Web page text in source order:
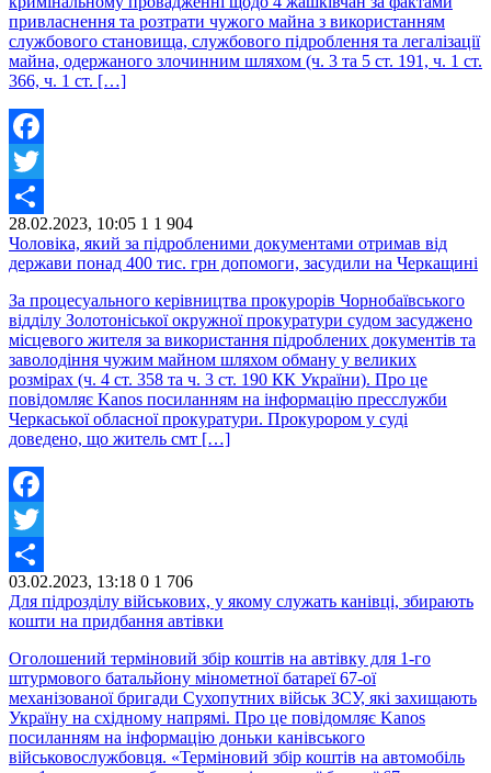
привласнення та розтрати чужого майна з використанням
службового становища, службового підроблення та легалізації
майна, одержаного злочинним шляхом (ч. 3 та 5 ст. 191, ч. 1 ст.
366, ч. 1 ст. […]
Facebook
Twitter
Share
28.02.2023, 10:05 1 1 904
Чоловіка, який за підробленими документами отримав від
держави понад 400 тис. грн допомоги, засудили на Черкащині
За процесуального керівництва прокурорів Чорнобаївського
відділу Золотоніської окружної прокуратури судом засуджено
місцевого жителя за використання підроблених документів та
заволодіння чужим майном шляхом обману у великих
розмірах (ч. 4 ст. 358 та ч. 3 ст. 190 КК України). Про це
повідомляє Kanos посиланням на інформацію пресслужби
Черкаської обласної прокуратури. Прокурором у суді
доведено, що житель смт […]
Facebook
Twitter
Share
03.02.2023, 13:18 0 1 706
Для підрозділу військових, у якому служать канівці, збирають
кошти на придбання автівки
Оголошений терміновий збір коштів на автівку для 1-го
штурмового батальйону мінометної батареї 67-ої
механізованої бригади Сухопутних військ ЗСУ, які захищають
Україну на східному напрямі. Про це повідомляє Kanos
посиланням на інформацію доньки канівського
військовослужбовця. «Терміновий збір коштів на автомобіль